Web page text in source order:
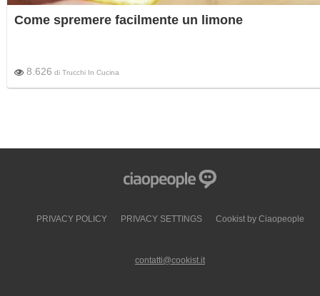
Come spremere facilmente un limone
8.626 di Trucchi In Cucina
PRIVACY POLICY PRIVACY SETTINGS Cookist by Ciaopeople
contatti@cookist.it